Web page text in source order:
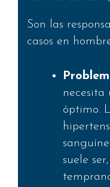
Son las
casos en
necesita
óptimo.
suele